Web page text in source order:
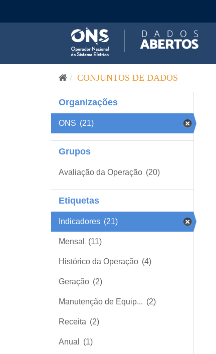
CONJUNTOS DE DADOS
Organizações
ONS (21)
Grupos
Avaliação da Operação (20)
Etiquetas
Indicadores (21)
Mensal (11)
Histórico da Operação (4)
Geração (2)
Manutenção de Equip... (2)
Receita (2)
Anual (1)